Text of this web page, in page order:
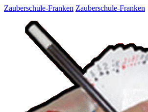
Zauberschule-Franken Zauberschule-Franken